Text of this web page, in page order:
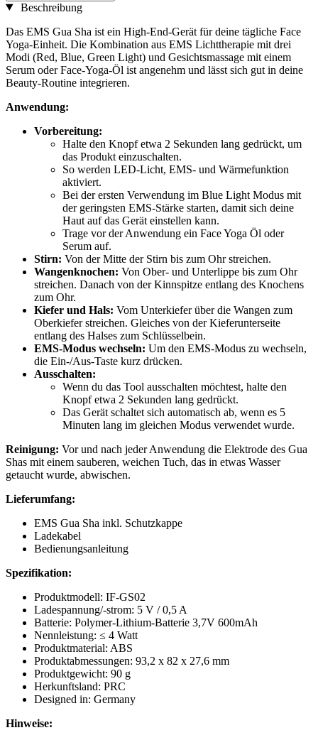
Beschreibung
Das EMS Gua Sha ist ein High-End-Gerät für deine tägliche Face
Yoga-Einheit. Die Kombination aus EMS Lichttherapie mit drei
Modi (Red, Blue, Green Light) und Gesichtsmassage mit einem
Serum oder Face-Yoga-Öl ist angenehm und lässt sich gut in deine
Beauty-Routine integrieren.
Anwendung:
Vorbereitung:
Halte den Knopf etwa 2 Sekunden lang gedrückt, um
das Produkt einzuschalten.
So werden LED-Licht, EMS- und Wärmefunktion
aktiviert.
Bei der ersten Verwendung im Blue Light Modus mit
der geringsten EMS-Stärke starten, damit sich deine
Haut auf das Gerät einstellen kann.
Trage vor der Anwendung ein Face Yoga Öl oder
Serum auf.
Stirn: Von der Mitte der Stirn bis zum Ohr streichen.
Wangenknochen: Von Ober- und Unterlippe bis zum Ohr
streichen. Danach von der Kinnspitze entlang des Knochens
zum Ohr.
Kiefer und Hals: Vom Unterkiefer über die Wangen zum
Oberkiefer streichen. Gleiches von der Kieferunterseite
entlang des Halses zum Schlüsselbein.
EMS-Modus wechseln: Um den EMS-Modus zu wechseln,
die Ein-/Aus-Taste kurz drücken.
Ausschalten:
Wenn du das Tool ausschalten möchtest, halte den
Knopf etwa 2 Sekunden lang gedrückt.
Das Gerät schaltet sich automatisch ab, wenn es 5
Minuten lang im gleichen Modus verwendet wurde.
Reinigung: Vor und nach jeder Anwendung die Elektrode des Gua
Shas mit einem sauberen, weichen Tuch, das in etwas Wasser
getaucht wurde, abwischen.
Lieferumfang:
EMS Gua Sha inkl. Schutzkappe
Ladekabel
Bedienungsanleitung
Spezifikation:
Produktmodell: IF-GS02
Ladespannung/-strom: 5 V / 0,5 A
Batterie: Polymer-Lithium-Batterie 3,7V 600mAh
Nennleistung: ≤ 4 Watt
Produktmaterial: ABS
Produktabmessungen: 93,2 x 82 x 27,6 mm
Produktgewicht: 90 g
Herkunftsland: PRC
Designed in: Germany
Hinweise: